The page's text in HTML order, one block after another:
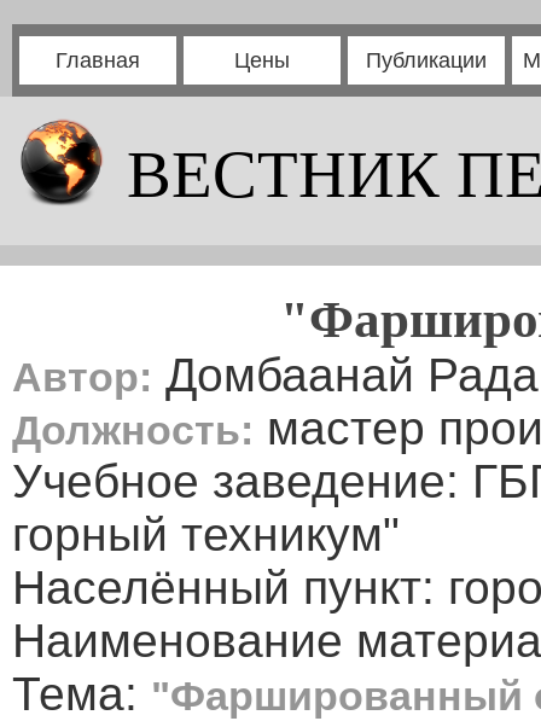
Главная Цены Публикации
ВЕСТНИК
Автор: Домбаанай
Должность: мастер
Учебное заведение:
горный техникум"
Населённый пункт:
Наименование
Тема: "Фаршированный